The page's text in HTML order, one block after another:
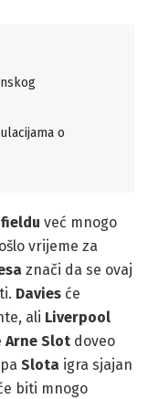
o
već mnogo
vrijeme za
znači da se ovaj
Davies će
ali Liverpool
Arne Slot doveo
Slota igra sjajan
biti mnogo